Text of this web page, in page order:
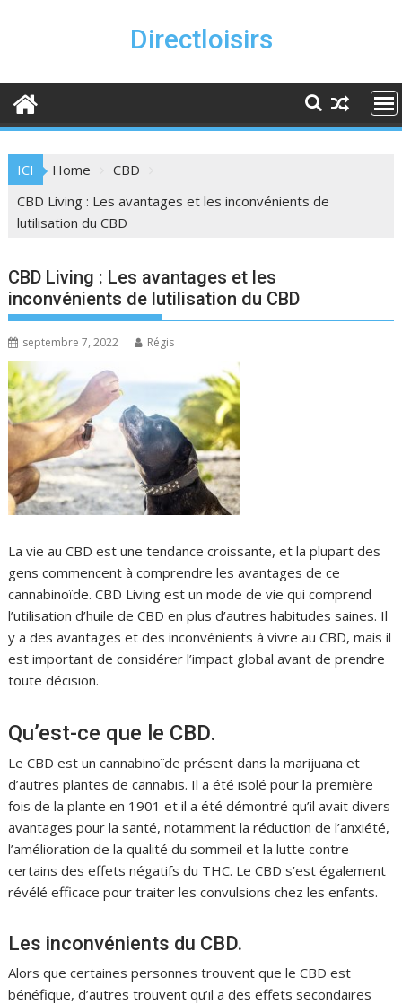
Directloisirs
ICI Home
CBD
CBD Living : Les avantages et les inconvénients de
lutilisation du CBD
CBD Living : Les avantages et les
inconvénients de lutilisation du CBD
septembre 7, 2022 Régis
La vie au CBD est une tendance croissante, et la plupart des
gens commencent à comprendre les avantages de ce
cannabinoïde. CBD Living est un mode de vie qui comprend
l’utilisation d’huile de CBD en plus d’autres habitudes saines. Il
y a des avantages et des inconvénients à vivre au CBD, mais il
est important de considérer l’impact global avant de prendre
toute décision.
Qu’est-ce que le CBD.
Le CBD est un cannabinoïde présent dans la marijuana et
d’autres plantes de cannabis. Il a été isolé pour la première
fois de la plante en 1901 et il a été démontré qu’il avait divers
avantages pour la santé, notamment la réduction de l’anxiété,
l’amélioration de la qualité du sommeil et la lutte contre
certains des effets négatifs du THC. Le CBD s’est également
révélé efficace pour traiter les convulsions chez les enfants.
Les inconvénients du CBD.
Alors que certaines personnes trouvent que le CBD est
bénéfique, d’autres trouvent qu’il a des effets secondaires